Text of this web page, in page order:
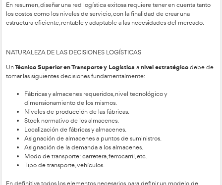
–Orientación al Cliente: Las empresas con visión de
costos. No deben obtener ventajas a costa de los
los costos se reflejan finalmente en el precio para el
–Logística Integral: Esta implica la coordinación y control
organización para gestionar tanto el flujo de materiales
El proceso abarca desde las compras, control de calidad,
almacenamiento, hasta la entrega al cliente.
Diseño Logístico Eficiente: El objetivo del diseño logístico
agilizar la cadena de suministro, buscando eficiencia y
recursos humanos y materiales, y reduciendo los costos